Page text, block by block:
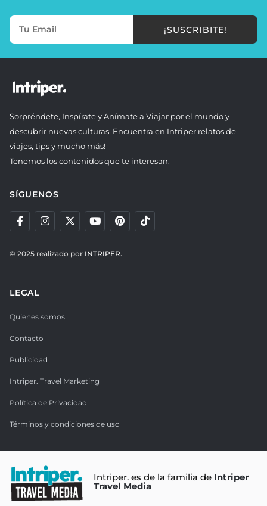
¡SUSCRIBITE!
Sorpréndete, Inspírate y Anímate a Viajar por el mundo y
descubrir nuevas culturas. Encuentra en Intriper relatos de
viajes, tips y mucho más!
Tenemos los contenidos que te interesan.
SÍGUENOS
© 2025 realizado por INTRIPER.
LEGAL
Quienes somos
Contacto
Publicidad
Intriper. Travel Marketing
Política de Privacidad
Términos y condiciones de uso
Intriper. es de la familia de Intriper
Travel Media